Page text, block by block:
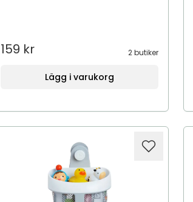
159 kr 2 butiker
Lägg i varukorg